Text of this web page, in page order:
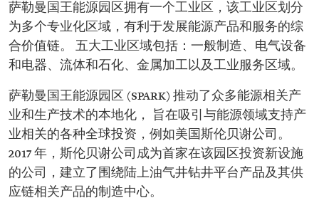
萨勒曼国王能源园区拥有一个工业区，该工业区划分
为多个专业化区域，有利于发展能源产品和服务的综
合价值链。 五大工业区域包括：一般制造、电气设备
和电器、流体和石化、金属加工以及工业服务区域。
萨勒曼国王能源园区 (SPARK) 推动了众多能源相关产
业和生产技术的本地化， 旨在吸引与能源领域支持产
业相关的各种全球投资，例如美国斯伦贝谢公司。
2017 年，斯伦贝谢公司成为首家在该园区投资新设施
的公司，建立了围绕陆上油气井钻井平台产品及其供
应链相关产品的制造中心。